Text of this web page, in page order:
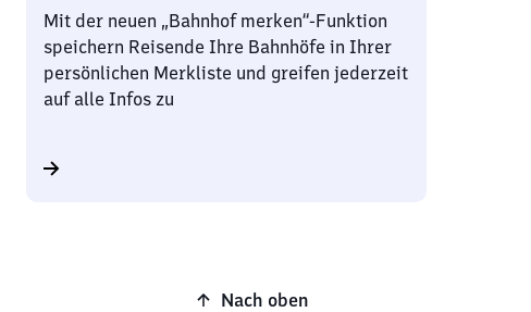
Mit der neuen „Bahnhof merken“-Funktion
speichern Reisende Ihre Bahnhöfe in Ihrer
persönlichen Merkliste und greifen jederzeit
auf alle Infos zu
Nach oben